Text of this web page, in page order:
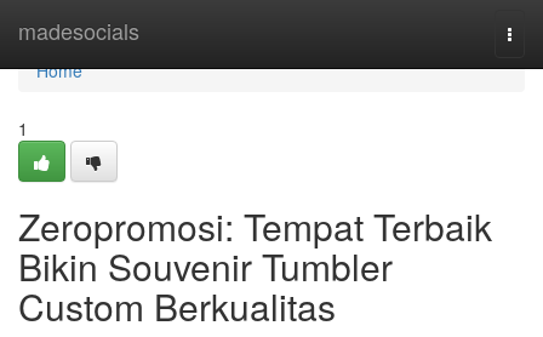
madesocials
Home
Home
1
Zeropromosi: Tempat Terbaik
Bikin Souvenir Tumbler
Custom Berkualitas